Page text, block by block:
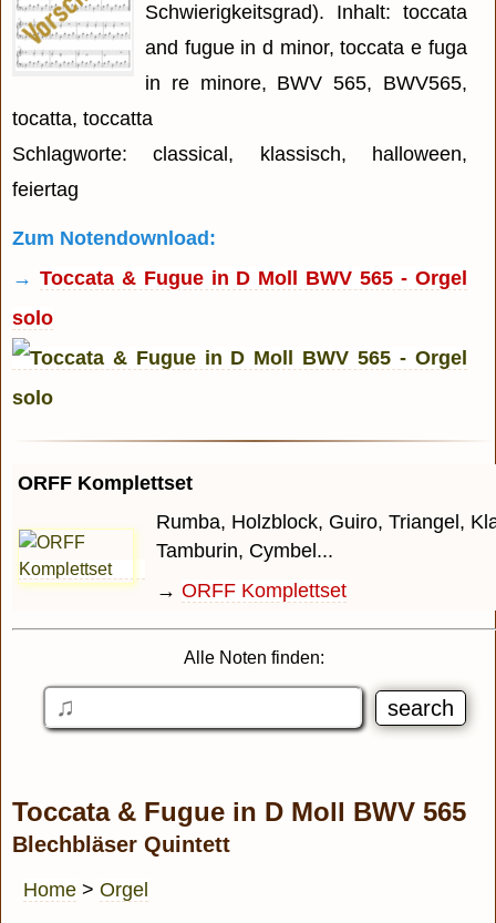
Schwierigkeitsgrad). Inhalt: toccata
and fugue in d minor, toccata e fuga
in re minore, BWV 565, BWV565,
tocatta, toccatta
Schlagworte: classical, klassisch, halloween,
feiertag
Zum Notendownload:
→ Toccata & Fugue in D Moll BWV 565 - Orgel
solo
ORFF Komplettset
Rumba, Holzblock, Guiro, Triangel,
Tamburin, Cymbel...
→ ORFF Komplettset
Alle Noten finden:
Toccata & Fugue in D Moll BWV 565
Blechbläser Quintett
Home > Orgel